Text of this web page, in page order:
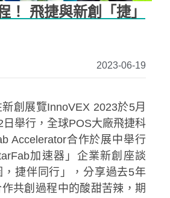
！ 飛捷與新創「捷」
2023-06-19
創展覽InnoVEX 2023於5月
日舉行，全球POS大廠飛捷科
Accelerator合作於展中舉行
加速器」企業新創座談
，捷伴同行」，分享過去5年
共創過程中的酸甜苦辣，期